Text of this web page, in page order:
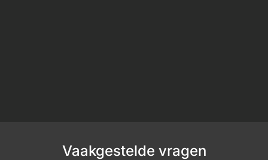
Vaakgestelde vragen